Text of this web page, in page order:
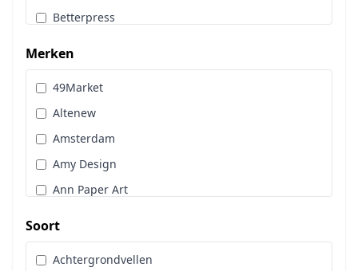
Betterpress
Brads
Cadence
Designpapier
Distress Oxide Spray
Distress Spritz
Divers
Dot & Do
Embossingpoeder
Merken
49Market
Altenew
Amsterdam
Amy Design
Ann Paper Art
Art Impressions
Art Journaling
Soort
Achtergrondvellen